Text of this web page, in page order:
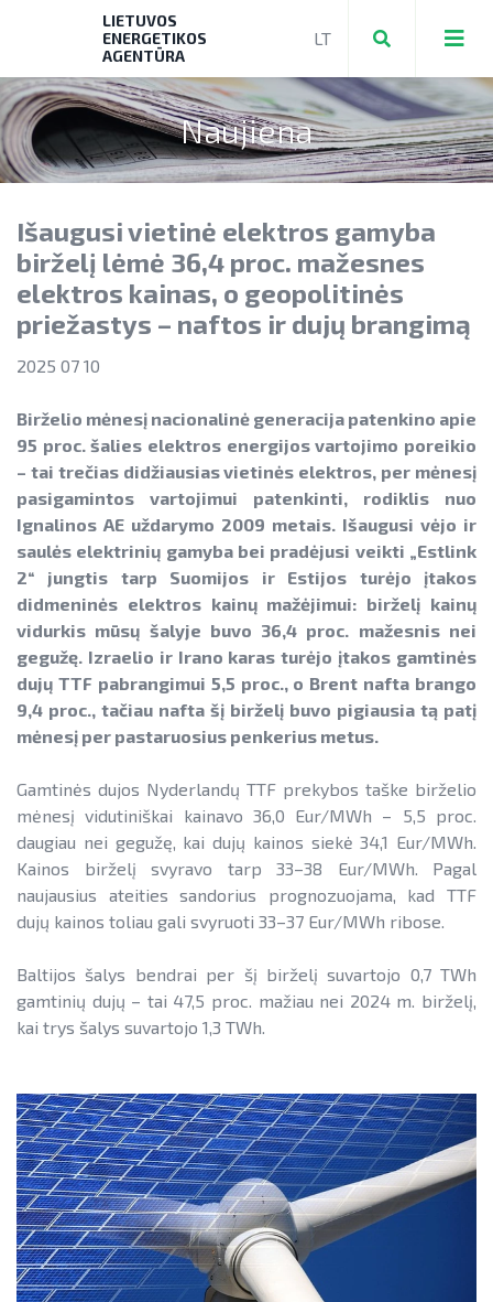
Teikti ir valdyti paraiškas bei mokėjimo
Mokėjimo prašymų formos, dokumentai
► PRIVAČIŲ ELEKTROMOBILIŲ ĮKROVIMO
PRIEIGŲ ĮRENGIMAS
ĮRENGINIAMS
► PARAMA SAULĖS ELEKTRINĖMS
SAUSUMOJE
Reklaminiai paveikslėliai (baneriai)
paramai viešinti
Aktuali AEI statistika
AIE plėtros galimybių žemėlapis
Saulės elektrinių modulių ir elektros
Jūrinės vėjo energetikos plėtra
Vandenilis
Pažangos skatinant AEI plėtrą
ataskaitos ir kiti dokumentai
AEI transporte
Informacija apie AEI sistemas ir
įrenginius
AIE gamybos įrenginių montuotojų
atestavimo sistema
Savivaldybių AIE naudojimo plėtros
veiksmų planai
Rekomendacijos saulės elektrinėms
įrengti ant stogo
Procedūros ir leidimai
Leidiniai
Teisinė aplinka
NENS įgyvendinimo stebėsena
stebėsena
Energetika išsamiai
Elektros energetikos sektorius
Gamtinių dujų sektorius
Degalų ir naftos sektorius
Kelių transporto sektorius
Šilumos energijos ir biokuro sektorius
Informacija apie paslaugų teikimą
LIFE IP EnerLIT
ENSMOV Plus
PA Energy
CompositeCircle
»Projektų archyvas«
EVE didinimo veiksmų planas
Pažangos įgyvendinant EVE tikslus
ataskaitos
Energijos tiekėjų ir įmonių sutaupymo
Energijos vartojimo auditas
EVE skatinimo ir viešinimo darbai
EVE vertinimo įrankiai
paslaugų diferencijavimas
Teisinė aplinka
LIETUVOS
ENERGETIKOS
AGENTŪRA
Naujiena
Išaugusi vietinė elektros gamyba
birželį lėmė 36,4 proc. mažesnes
elektros kainas, o geopolitinės
priežastys – naftos ir dujų brangimą
2025 07 10
Birželio mėnesį nacionalinė generacija patenkino apie
95 proc. šalies elektros energijos vartojimo poreikio
– tai trečias didžiausias vietinės elektros, per mėnesį
pasigamintos vartojimui patenkinti, rodiklis nuo
Ignalinos AE uždarymo 2009 metais. Išaugusi vėjo ir
saulės elektrinių gamyba bei pradėjusi veikti „Estlink
2“ jungtis tarp Suomijos ir Estijos turėjo įtakos
didmeninės elektros kainų mažėjimui: birželį kainų
vidurkis mūsų šalyje buvo 36,4 proc. mažesnis nei
gegužę. Izraelio ir Irano karas turėjo įtakos gamtinės
dujų TTF pabrangimui 5,5 proc., o Brent nafta brango
9,4 proc., tačiau nafta šį birželį buvo pigiausia tą patį
mėnesį per pastaruosius penkerius metus.
Gamtinės dujos Nyderlandų TTF prekybos taške birželio
mėnesį vidutiniškai kainavo 36,0 Eur/MWh – 5,5 proc.
daugiau nei gegužę, kai dujų kainos siekė 34,1 Eur/MWh.
Kainos birželį svyravo tarp 33–38 Eur/MWh. Pagal
naujausius ateities sandorius prognozuojama, kad TTF
dujų kainos toliau gali svyruoti 33–37 Eur/MWh ribose.
Baltijos šalys bendrai per šį birželį suvartojo 0,7 TWh
gamtinių dujų – tai 47,5 proc. mažiau nei 2024 m. birželį,
kai trys šalys suvartojo 1,3 TWh.